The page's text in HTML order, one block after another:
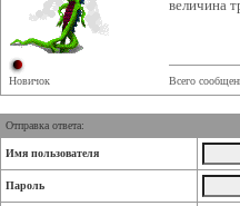
Новичок
величина
Всего
Отправка ответа:
Имя пользователя
Пароль